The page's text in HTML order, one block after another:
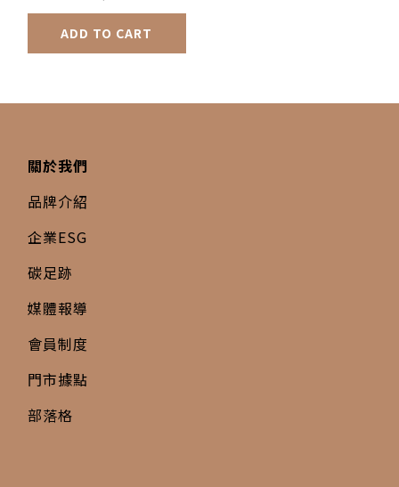
ADD TO CART
關於我們
品牌介紹
企業ESG
碳足跡
媒體報導
會員制度
門市據點
部落格